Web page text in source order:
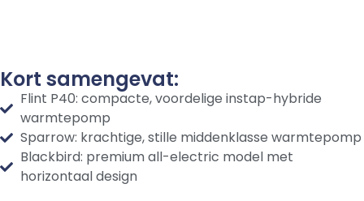
Kort samengevat:
Flint P40: compacte, voordelige instap-hybride
warmtepomp
Sparrow: krachtige, stille middenklasse warmtepomp
Blackbird: premium all-electric model met
horizontaal design